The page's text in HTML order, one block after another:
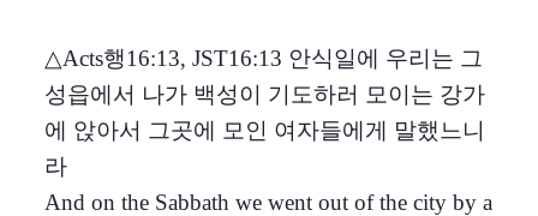
△Acts행16:13, JST16:13 안식일에 우리는 그
성읍에서 나가 백성이 기도하러 모이는 강가
에 앉아서 그곳에 모인 여자들에게 말했느니
라
And on the Sabbath we went out of the city by a